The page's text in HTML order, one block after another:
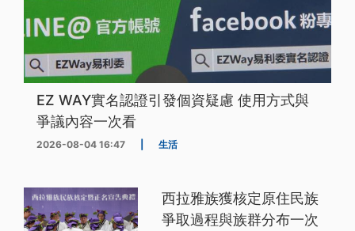
EZ WAY實名認證引發個資疑慮 使用方式與
爭議內容一次看
2026-08-04 16:47 生活
西拉雅族獲核定原住民族
爭取過程與族群分布一次